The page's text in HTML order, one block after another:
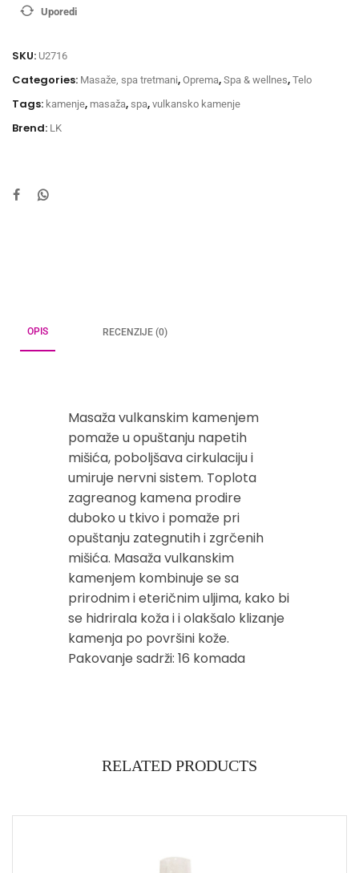
Uporedi
SKU: U2716
Categories: Masaže, spa tretmani, Oprema, Spa & wellnes, Telo
Tags: kamenje, masaža, spa, vulkansko kamenje
Brend: LK
OPIS RECENZIJE (0)
Masaža vulkanskim kamenjem
pomaže u opuštanju napetih
mišića, poboljšava cirkulaciju i
umiruje nervni sistem. Toplota
zagreanog kamena prodire
duboko u tkivo i pomaže pri
opuštanju zategnutih i zgrčenih
mišića. Masaža vulkanskim
kamenjem kombinuje se sa
prirodnim i eteričnim uljima, kako bi
se hidrirala koža i i olakšalo klizanje
kamenja po površini kože.
Pakovanje sadrži: 16 komada
RELATED PRODUCTS